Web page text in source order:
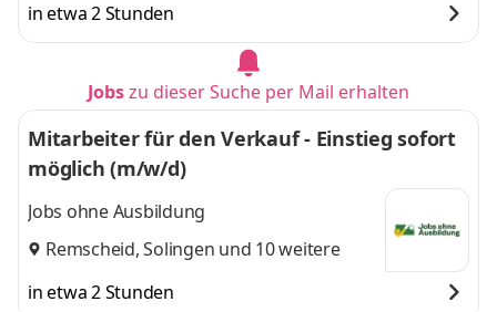
in etwa 2 Stunden
Jobszu dieser Suche per Mail erhalten
Mitarbeiter für den Verkauf - Einstieg sofort
möglich (m/w/d)
Jobs ohne Ausbildung
Remscheid,Solingen und 10 weitere
in etwa 2 Stunden